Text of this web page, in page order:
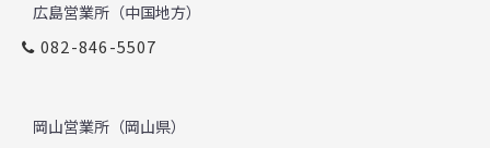
広島営業所（中国地方）
082-846-5507
岡山営業所（岡山県）